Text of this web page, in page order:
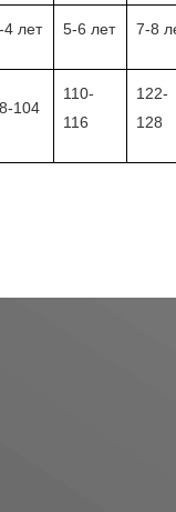
4 лет 5-6 лет 7-8
104
110-
116
122-
128